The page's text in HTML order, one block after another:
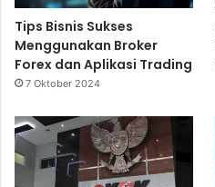
Tips Bisnis Sukses
Menggunakan Broker
Forex dan Aplikasi Trading
7 Oktober 2024